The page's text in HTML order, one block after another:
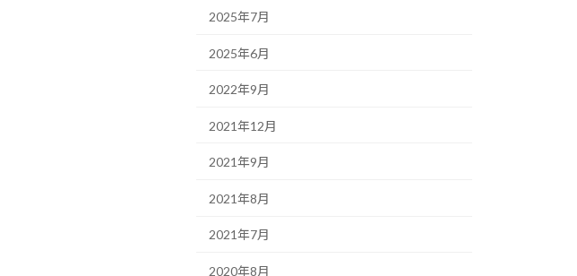
2025年7月
2025年6月
2022年9月
2021年12月
2021年9月
2021年8月
2021年7月
2020年8月